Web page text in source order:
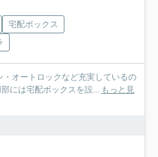
宅配ボックス
オートロックなど充実しているの
には宅配ボックスを設...
もっと見